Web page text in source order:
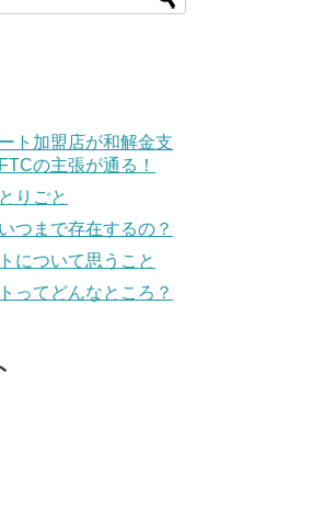
ト加盟店が和解金支
の主張が通る！
りごと
つまで存在するの？
について思うこと
ってどんなところ？